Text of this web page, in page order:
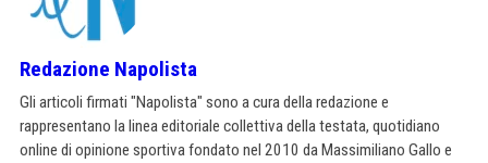
Redazione Napolista
Gli articoli firmati "Napolista" sono a cura della redazione e
rappresentano la linea editoriale collettiva della testata, quotidiano
online di opinione sportiva fondato nel 2010 da Massimiliano Gallo e